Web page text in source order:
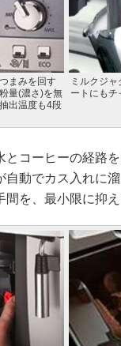
まみを回す
量(濃さ)を無
出温度も4段
ミルクジ
ートにもチ
コーヒーの経路
自動でカス入れに
を、最小限に抑え